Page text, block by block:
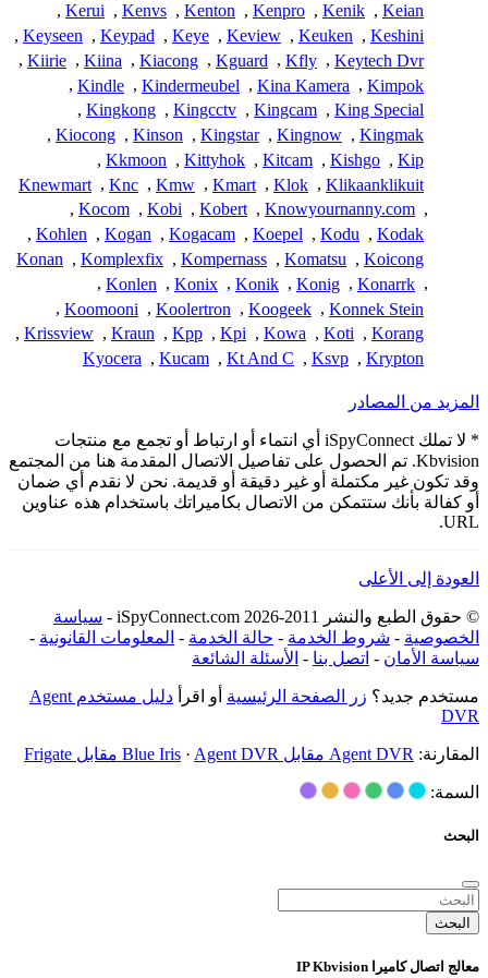
Keian
,
Kenik
,
Kenpro
,
Kenton
,
Kenvs
,
Kerui
,
Keshini
,
Keuken
,
Keview
,
Keye
,
Keypad
,
Keyseen
,
Keytech Dvr
,
Kfly
,
Kguard
,
Kiacong
,
Kiina
,
Kiirie
,
Kimpok
,
Kina Kamera
,
Kindermeubel
,
Kindle
,
King Special
,
Kingcam
,
Kingcctv
,
Kingkong
,
Kingmak
,
Kingnow
,
Kingstar
,
Kinson
,
Kiocong
,
Kip
,
Kishgo
,
Kitcam
,
Kittyhok
,
Kkmoon
,
Klikaanklikuit
,
Klok
,
Kmart
,
Kmw
,
Knc
,
Knewmart
,
Knowyournanny.com
,
Kobert
,
Kobi
,
Kocom
,
Kodak
,
Kodu
,
Koepel
,
Kogacam
,
Kogan
,
Kohlen
,
Koicong
,
Komatsu
,
Kompernass
,
Komplexfix
,
Konan
,
Konarrk
,
Konig
,
Konik
,
Konix
,
Konlen
,
Konnek Stein
,
Koogeek
,
Koolertron
,
Koomooni
,
Korang
,
Koti
,
Kowa
,
Kpi
,
Kpp
,
Kraun
,
Krissview
,
Krypton
,
Ksvp
,
Kt And C
,
Kucam
,
Kyocera
المزيد من المصادر
* لا تملك iSpyConnect أي انتماء أو ارتباط أو تجمع مع منتجات
Kbvision. تم الحصول على تفاصيل الاتصال المقدمة هنا من المجتمع
وقد تكون غير مكتملة أو غير دقيقة أو قديمة. نحن لا نقدم أي ضمان
أو كفالة بأنك ستتمكن من الاتصال بكاميراتك باستخدام هذه عناوين
URL.
العودة إلى الأعلى
© حقوق الطبع والنشر 2011-2026 iSpyConnect.com -
سياسة
الخصوصية - شروط الخدمة - حالة الخدمة - المعلومات القانونية -
سياسة الأمان - اتصل بنا - الأسئلة الشائعة
مستخدم جديد؟ زر الصفحة الرئيسية أو اقرأ
دليل مستخدم Agent
DVR
المقارنة: Agent DVR مقابل Blue Iris · Agent DVR مقابل Frigate
السمة:
البحث
البحث
معالج اتصال كاميرا IP Kbvision